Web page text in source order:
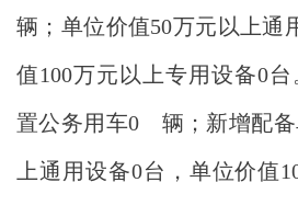
辆；单位价值50万元以上通
值100万元以上专用设备0台
置公务用车0 辆；新增配
上通用设备0台，单位价值